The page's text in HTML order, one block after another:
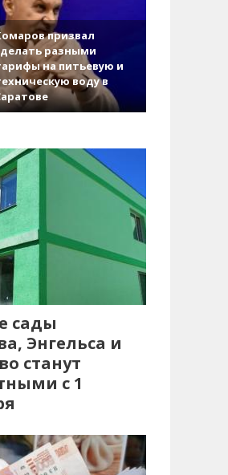
призвал
разными
на питьевую и
воду в
сады
Энгельса и
станут
с 1